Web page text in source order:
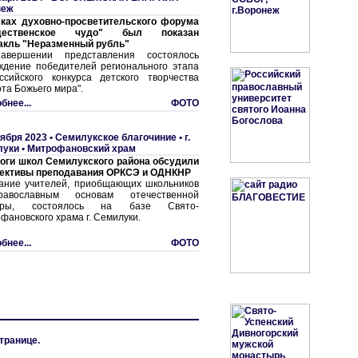
духовно-просветительского форума
чудо" был показан
"Неразменный рубль"
представления состоялось
победителей регионального этапа
конкурса детского творчества
Божьего мира".
ФОТО
2023 • Семилукское благочиние • г.
• Митрофановский храм
школ Семилукского района обсудили
преподавания ОРКСЭ и ОДНКНР
учителей, приобщающих школьников
основам отечественной
состоялось на базе Свято-
храма г. Семилуки.
ФОТО